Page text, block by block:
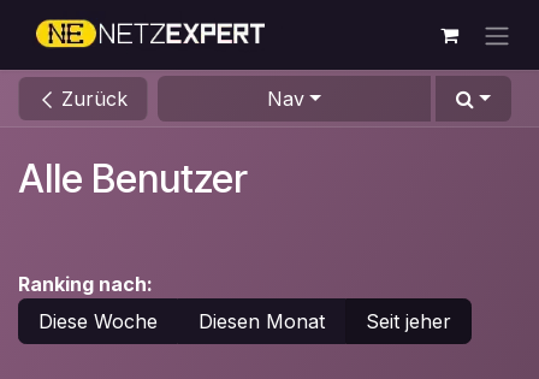
Zum Inhalt springen
Zurück Nav
Alle Benutzer
Ranking nach:
Diese Woche
Diesen Monat Seit jeher